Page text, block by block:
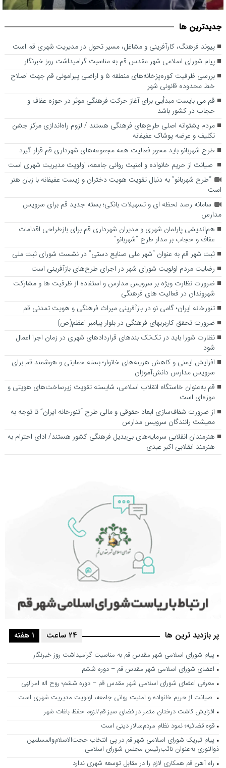
اصلاح خط محدوده قانونی شهر
جديدترين ها
پیوند فرهنگ، کارآفرینی و مشاغل، مسیر تحول در مدیریت شهری قم است
پیام شورای اسلامی شهر مقدس قم به مناسبت گرامیداشت روز خبرنگار
بررسی ظرفیت کوره‌پزخانه‌های منطقه ۵ و اراضی پیرامونی قم جهت اصلاح
خط محدوده قانونی شهر
قم می بایست مبدأیی برای آغاز حرکت فرهنگی موثر در حوزه عفاف و
حجاب در کشور باشد
مردم پشتوانه اصلی طرح‌های فرهنگی هستند / لزوم راه‌اندازی مرکز جشن
تکلیف و عرضه پوشاک عفیفانه
طرح شهربانو باید محور فعالیت همه مجموعه‌های شهرداری قم قرار گیرد
صیانت از حریم خانواده و امنیت روانی جامعه، اولویت مدیریت شهری است
“طرح شهربانو” به دنبال تقویت هویت دختران و زیست عفیفانه با زبان هنر
است
سامانه رصد لحظه ای و تسهیلات بانکی؛ بسته جدید قم برای سرویس
مدارس
هم‌اندیشی پارلمان شهری و مدیران شهرداری قم برای بازطراحی اقدامات
عفاف و حجاب بر مدار طرح “شهربانو”
ثبت شهر قم به عنوان “شهر ملی صنایع دستی” در نشست شورای ثبت ملی
رضایت مردم اولویت شورای شهر در اجرای طرح‌های بازآفرینی است
ضرورت نظارت ویژه بر سرویس مدارس و استفاده از ظرفیت ها و مشارکت
شهروندان در فعالیت های فرهنگی
تنورخانه ایران؛ گامی نو در بازآفرینی میراث فرهنگی و هویت تمدنی قم
ضرورت تحقق کاربری­های فرهنگی در بلوار پیامبر اعظم(ص)
نظارت شورا باید در تک‌تک بندهای قراردادهای شهری در زمان اجرا اعمال
شود
افزایش ایمنی و کاهش هزینه‌های خانوار؛ بسته حمایتی و هوشمند قم برای
سرویس مدارس دانش‌آموزان
قم به‌عنوان خاستگاه انقلاب اسلامی، شایسته تقویت زیرساخت‌های هویتی و
موزه‌ای است
از ضرورت شفاف‌سازی ابعاد حقوقی و مالی طرح “تنورخانه ایران” تا توجه به
معیشت رانندگان سرویس مدارس
هنرمندان انقلابی سرمایه‌های بی‌بدیل فرهنگی کشور هستند/ ادای احترام به
هنرمند انقلابی اکبر عبدی
پر بازدید ترین ها 1 هفته 24 ساعت
پیام شورای اسلامی شهر مقدس قم به مناسبت گرامیداشت روز خبرنگار
اعضای شورای اسلامی شهر مقدس قم – دوره ششم
معرفی اعضای شورای اسلامی شهر مقدس قم – دوره ششم؛ روح اله امرالهی
صیانت از حریم خانواده و امنیت روانی جامعه، اولویت مدیریت شهری است
افزایش کاشت درختان مثمر در فضای سبز قم/لزوم حفظ باغات شهر
قوه قضائیه؛ نمود نظام مردم‌سالار دینی است
پیام تبریک شورای اسلامی شهر قم در پی انتخاب حجت‌الاسلام‌والمسلمین
ذوالنوری به‌عنوان نائب‌رئیس مجلس شورای اسلامی
راه آهن قم همکاری لازم را در مقابل توسعه شهری ندارد